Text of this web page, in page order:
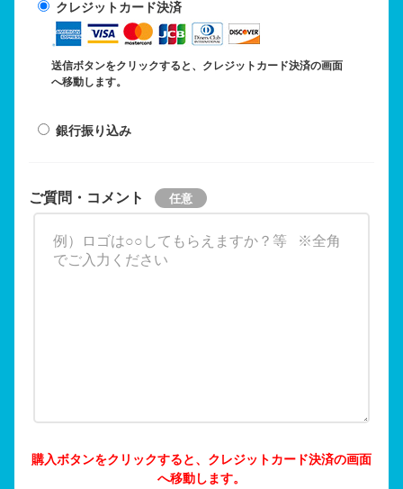
クレジットカード決済
送信ボタンをクリックすると、クレジットカード決済の画面
へ移動します。
銀行振り込み
ご質問・コメント
購入ボタンをクリックすると、クレジットカード決済の画面
へ移動します。